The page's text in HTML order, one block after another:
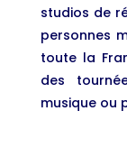
studios de
personnes
toute la
des
musique ou